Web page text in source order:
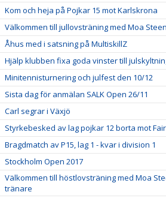
Kom och heja på Pojkar 15 mot Karlskrona
Välkommen till jullovsträning med Moa Steen
Åhus med i satsning på MultiskillZ
Hjälp klubben fixa goda vinster till
Minitennisturnering och julfest den 10/12
Sista dag för anmälan SALK Open 26/11
Carl segrar i Växjö
Styrkebesked av lag pojkar 12 borta mot
Bragdmatch av P15, lag 1 - kvar i division 1
Stockholm Open 2017
Välkommen till höstlovsträning med Moa
tränare